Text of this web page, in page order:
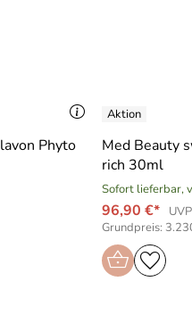
Phyto
Med Beauty
rich 30ml
Sofort lieferbar,
96,90 €*
Grundpreis: